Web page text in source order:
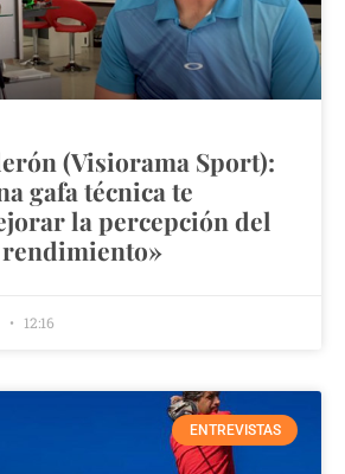
(Visiorama Sport):
gafa técnica te
la percepción del
rendimiento»
12:16
ENTREVISTAS